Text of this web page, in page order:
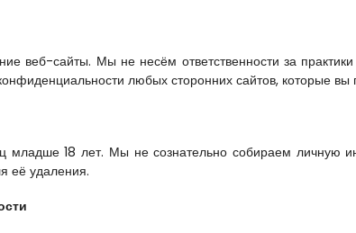
веб-сайты. Мы не несём ответственности за
любых сторонних сайтов, которые вы
младше 18 лет. Мы не сознательно собираем
её удаления.